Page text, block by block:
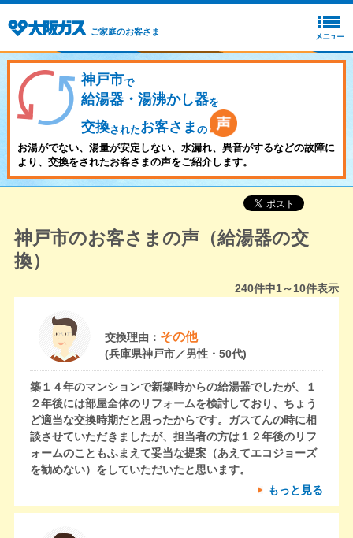
ご家庭のお客さま
神戸市で
給湯器・湯沸かし器を
交換されたお客さま の
お湯がでない、湯量が安定しない、水漏れ、異音がするなどの故障に
より、交換をされたお客さまの声をご紹介します。
神戸市のお客さまの声（給湯器の交
換）
240件中1～10件表示
交換理由： その他
(兵庫県神戸市／男性・50代)
築１４年のマンションで新築時からの給湯器でしたが、１
２年後には部屋全体のリフォームを検討しており、ちょう
ど適当な交換時期だと思ったからです。ガスてんの時に相
談させていただきましたが、担当者の方は１２年後のリフ
ォームのこともふまえて妥当な提案（あえてエコジョーズ
を勧めない）をしていただいたと思います。
もっと見る